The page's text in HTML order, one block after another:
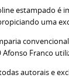
estampado
uma
Afonso Franco
autorais e